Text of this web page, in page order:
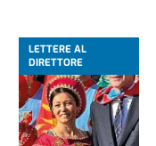
LETTERE AL
DIRETTORE